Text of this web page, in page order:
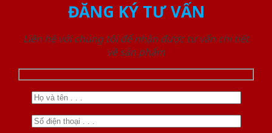
ĐĂNG KÝ TƯ VẤN
Liên hệ với chúng tôi để nhận được tư vấn chi tiết
về sản phẩm